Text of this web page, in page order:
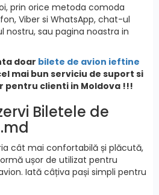
prin orice metoda comoda
Viber si WhatsApp, chat-ul
nostru, sau pagina noastra in
doar bilete de avion ieftine
mai bun serviciu de suport si
pentru clienti in Moldova !!!
Biletele de
cât mai confortabilă și plăcută,
ușor de utilizat pentru
Iată câțiva pași simpli pentru